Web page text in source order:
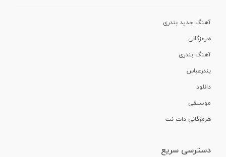
آهنگ جدید بندری
هرمزگانی
آهنگ بندری
بندرعباس
دانلود
موسیقی
هرمزگانی دات نت
دسترسی سریع